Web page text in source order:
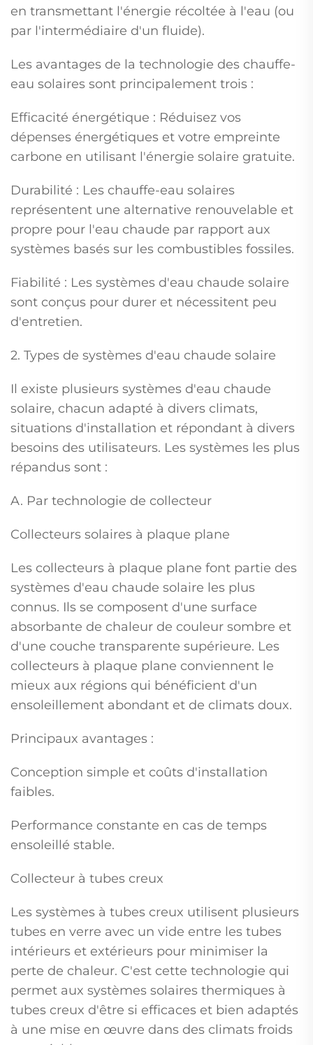
en transmettant l'énergie récoltée à l'eau (ou
par l'intermédiaire d'un fluide).
Les avantages de la technologie des chauffe-
eau solaires sont principalement trois :
Efficacité énergétique : Réduisez vos
dépenses énergétiques et votre empreinte
carbone en utilisant l'énergie solaire gratuite.
Durabilité : Les chauffe-eau solaires
représentent une alternative renouvelable et
propre pour l'eau chaude par rapport aux
systèmes basés sur les combustibles fossiles.
Fiabilité : Les systèmes d'eau chaude solaire
sont conçus pour durer et nécessitent peu
d'entretien.
2. Types de systèmes d'eau chaude solaire
Il existe plusieurs systèmes d'eau chaude
solaire, chacun adapté à divers climats,
situations d'installation et répondant à divers
besoins des utilisateurs. Les systèmes les plus
répandus sont :
A. Par technologie de collecteur
Collecteurs solaires à plaque plane
Les collecteurs à plaque plane font partie des
systèmes d'eau chaude solaire les plus
connus. Ils se composent d'une surface
absorbante de chaleur de couleur sombre et
d'une couche transparente supérieure. Les
collecteurs à plaque plane conviennent le
mieux aux régions qui bénéficient d'un
ensoleillement abondant et de climats doux.
Principaux avantages :
Conception simple et coûts d'installation
faibles.
Performance constante en cas de temps
ensoleillé stable.
Collecteur à tubes creux
Les systèmes à tubes creux utilisent plusieurs
tubes en verre avec un vide entre les tubes
intérieurs et extérieurs pour minimiser la
perte de chaleur. C'est cette technologie qui
permet aux systèmes solaires thermiques à
tubes creux d'être si efficaces et bien adaptés
à une mise en œuvre dans des climats froids